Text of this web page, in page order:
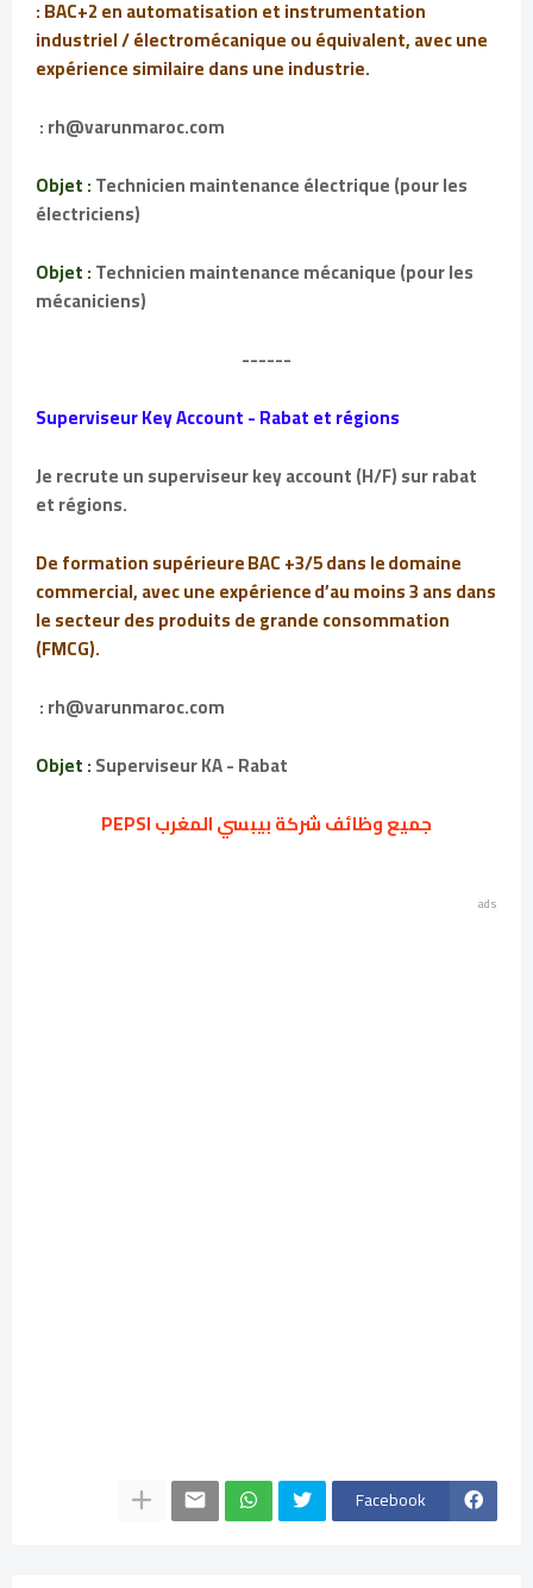
: BAC+2 en automatisation et instrumentation
industriel / électromécanique ou équivalent, avec une
expérience similaire dans une industrie.
: rh@varunmaroc.com
Objet :Technicien maintenance électrique (pour les
électriciens)
Objet :Technicien maintenance mécanique (pour les
mécaniciens)
------
Superviseur Key Account - Rabat et régions
Je recrute un superviseur key account (H/F) sur rabat
et régions.
De formation supérieure BAC +3/5 dans le domaine
commercial, avec une expérience d’au moins 3 ans dans
le secteur des produits de grande consommation
(FMCG).
: rh@varunmaroc.com
Objet :Superviseur KA - Rabat
جميع وظائف شركة بيبسي المغرب PEPSI
ads
Facebook